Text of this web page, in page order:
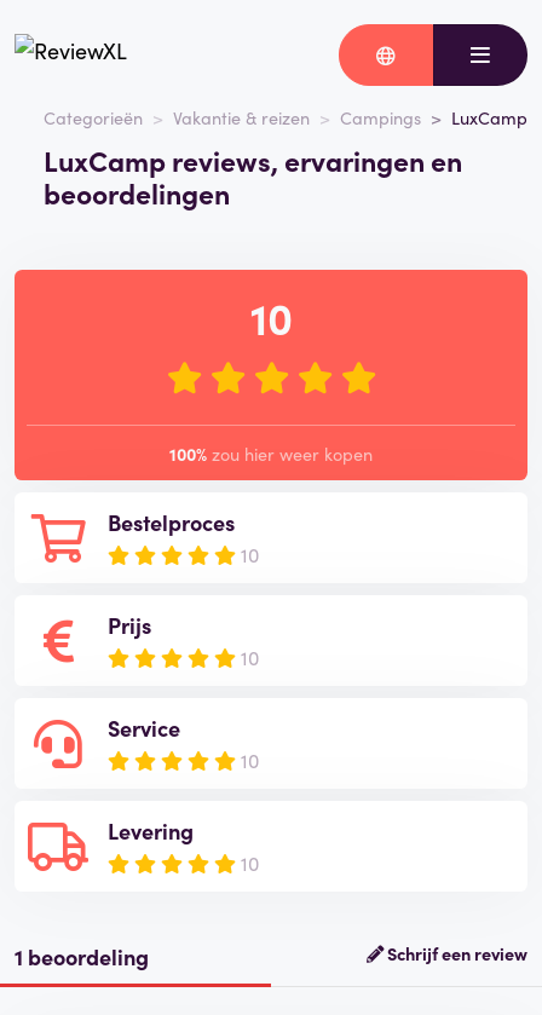
Categorieën Vakantie & reizen Campings LuxCamp
LuxCamp reviews, ervaringen en
beoordelingen
Bestelproces
10
Prijs
10
Service
10
Levering
10
10
100% zou hier weer kopen
1 beoordeling Schrijf een review